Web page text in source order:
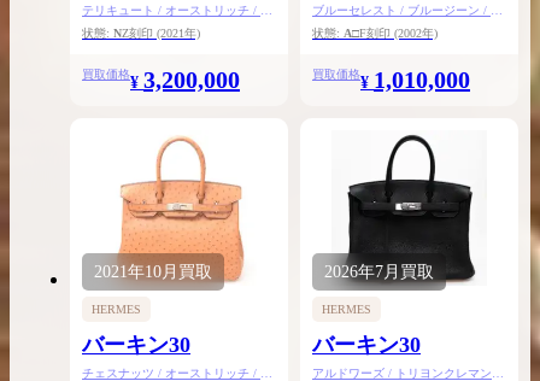
テリキュート / オーストリッチ / ゴ
ールド金具
状態: NZ刻印 (2021年)
買取価格¥ 3,200,000
ブルーセレスト / ブルージーン / オ
ーストリッチ / ゴールド金具
状態: A□F刻印 (2002年)
買取価格¥ 1,010,000
2021年10月 買取
HERMES
バーキン30
チェスナッツ / オーストリッチ / シ
2026年7月 買取
HERMES
バーキン30
アルドワーズ / トリヨンクレマンス